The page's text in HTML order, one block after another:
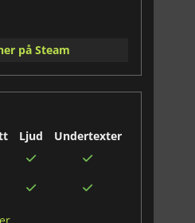
på Steam
Ljud
Undertexter